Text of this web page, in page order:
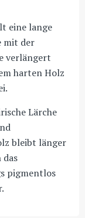
eine lange
mit der
verlängert
harten Holz
Lärche
bleibt länger
das
pigmentlos